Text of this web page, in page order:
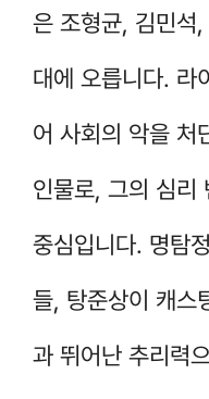
은 조형균, 김민석
대에 오릅니다. 라
어 사회의 악을 처
인물로, 그의 심리
중심입니다. 명탐
들, 탕준상이 캐스
과 뛰어난 추리력